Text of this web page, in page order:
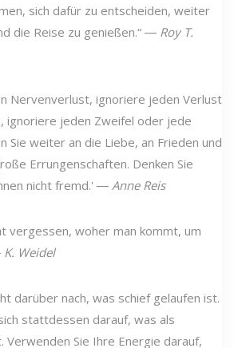
sich dafür zu entscheiden, weiter
die Reise zu genießen.“ ― Roy T.
Nervenverlust, ignoriere jeden Verlust
ignoriere jeden Zweifel oder jede
Sie weiter an die Liebe, an Frieden und
Errungenschaften. Denken Sie
nicht fremd.' ― Anne Reis
vergessen, woher man kommt, um
K. Weidel
darüber nach, was schief gelaufen ist.
stattdessen darauf, was als
Verwenden Sie Ihre Energie darauf,